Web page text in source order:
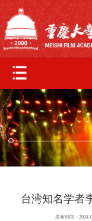
台湾知名学者
发布时间：2024-